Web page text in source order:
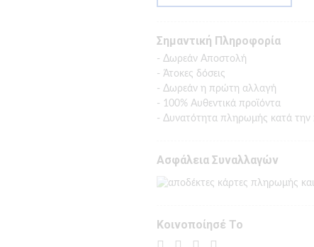
Σημαντική Πληροφορία
- Δωρεάν Αποστολή
- Άτοκες δόσεις
- Δωρεάν η πρώτη αλλαγή
- 100% Αυθεντικά προϊόντα
- Δυνατότητα πληρωμής κατά την
Ασφάλεια Συναλλαγών
Κοινοποίησέ Το